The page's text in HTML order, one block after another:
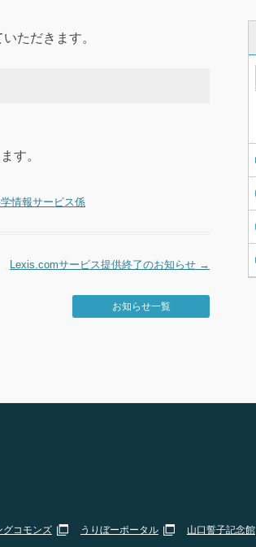
ただきます。
す。
学情報サービス係
Lexis.comサービス提供終了のお知らせ →
お知らせ一覧
グコモンズ うりぼーポータル 山口誓子記念館